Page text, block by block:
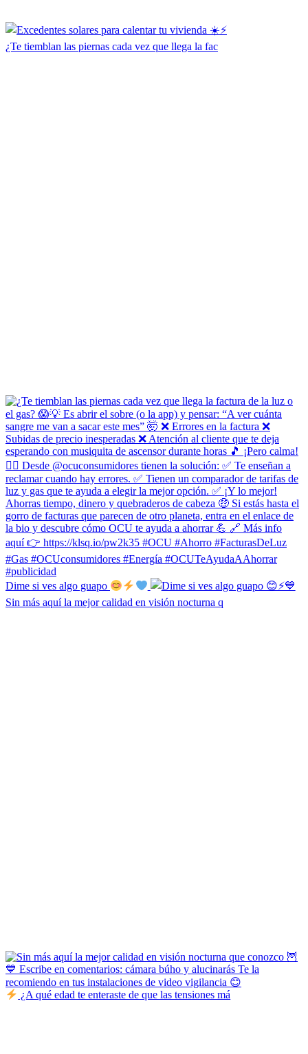
¿Te tiemblan las piernas cada vez que llega la fac
Dime si ves algo guapo
Sin más aquí la mejor calidad en visión nocturna q
¿A qué edad te enteraste de que las tensiones má